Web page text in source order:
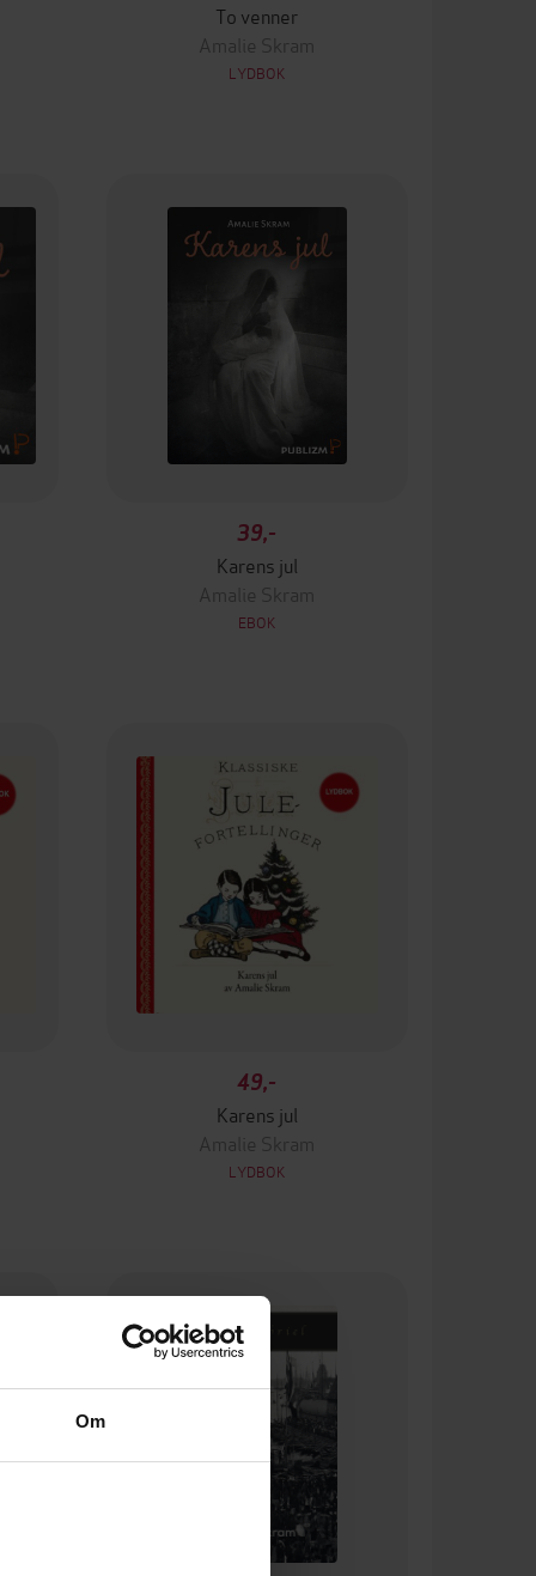
Om
To venner
Amalie Skram
LYDBOK
39,-
Karens jul
Amalie Skram
EBOK
49,-
Karens jul
Amalie Skram
LYDBOK